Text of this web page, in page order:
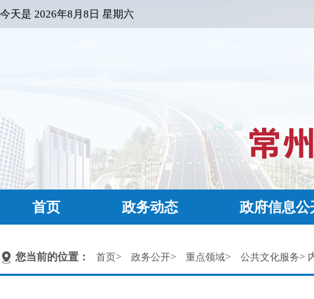
今天是 2026年8月8日 星期六
首页 政务动态 政府信息公
您当前的位置： 首页> 政务公开> 重点领域> 公共文化服务>